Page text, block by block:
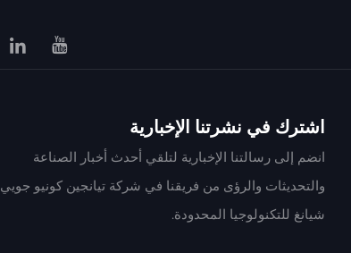
اشترك في نشرتنا الإخبارية
انضم إلى رسالتنا الإخبارية لتلقي أحدث أخبار الصناعة
والتحديثات والرؤى من فريقنا في شركة تيانجين كونيو جويي
شيانغ للتكنولوجيا المحدودة.